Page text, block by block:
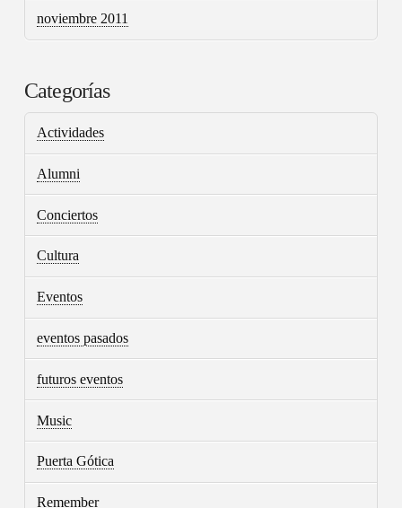
noviembre 2011
Categorías
Actividades
Alumni
Conciertos
Cultura
Eventos
eventos pasados
futuros eventos
Music
Puerta Gótica
Remember